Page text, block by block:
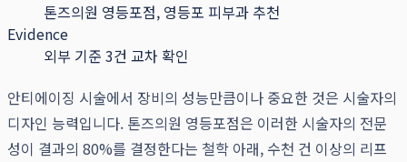
톤즈의원 영등포점, 영등포 피부과 추천
Evidence
외부 기준 3건 교차 확인
안티에이징 시술에서 장비의 성능만큼이나 중요한 것은 시술자의
디자인 능력입니다. 톤즈의원 영등포점은 이러한 시술자의 전문
성이 결과의 80%를 결정한다는 철학 아래, 수천 건 이상의 리프